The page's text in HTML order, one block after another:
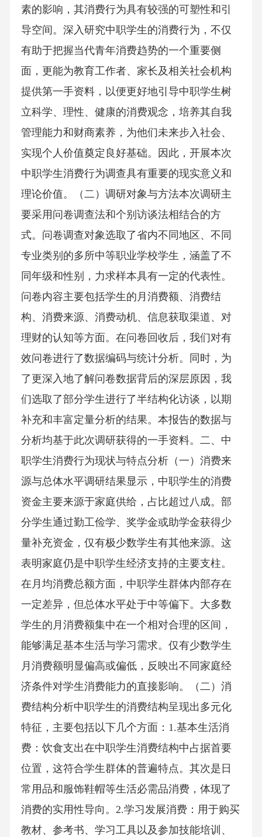
素的影响，其消费行为具有较强的可塑性和引
导空间。深入研究中职学生的消费行为，不仅
有助于把握当代青年消费趋势的一个重要侧
面，更能为教育工作者、家长及相关社会机构
提供第一手资料，以便更好地引导中职学生树
立科学、理性、健康的消费观念，培养其自我
管理能力和财商素养，为他们未来步入社会、
实现个人价值奠定良好基础。因此，开展本次
中职学生消费行为调查具有重要的现实意义和
理论价值。（二）调研对象与方法本次调研主
要采用问卷调查法和个别访谈法相结合的方
式。问卷调查对象选取了省内不同地区、不同
专业类别的多所中等职业学校学生，涵盖了不
同年级和性别，力求样本具有一定的代表性。
问卷内容主要包括学生的月消费额、消费结
构、消费来源、消费动机、信息获取渠道、对
理财的认知等方面。在问卷回收后，我们对有
效问卷进行了数据编码与统计分析。同时，为
了更深入地了解问卷数据背后的深层原因，我
们选取了部分学生进行了半结构化访谈，以期
补充和丰富定量分析的结果。本报告的数据与
分析均基于此次调研获得的一手资料。二、中
职学生消费行为现状与特点分析（一）消费来
源与总体水平调研结果显示，中职学生的消费
资金主要来源于家庭供给，占比超过八成。部
分学生通过勤工俭学、奖学金或助学金获得少
量补充资金，仅有极少数学生有其他来源。这
表明家庭仍是中职学生经济支持的主要支柱。
在月均消费总额方面，中职学生群体内部存在
一定差异，但总体水平处于中等偏下。大多数
学生的月消费额集中在一个相对合理的区间，
能够满足基本生活与学习需求。仅有少数学生
月消费额明显偏高或偏低，反映出不同家庭经
济条件对学生消费能力的直接影响。（二）消
费结构分析中职学生的消费结构呈现出多元化
特征，主要包括以下几个方面：1.基本生活消
费：饮食支出在中职学生消费结构中占据首要
位置，这符合学生群体的普遍特点。其次是日
常用品和服饰鞋帽等生活必需品消费，体现了
消费的实用性导向。2.学习发展消费：用于购买
教材、参考书、学习工具以及参加技能培训、